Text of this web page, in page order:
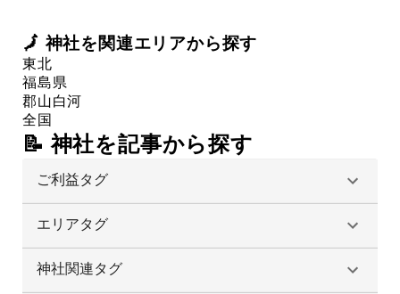
🗾神社を関連エリアから探す
東北
福島県
郡山白河
全国
📝 神社を記事から探す
ご利益タグ
エリアタグ
神社関連タグ